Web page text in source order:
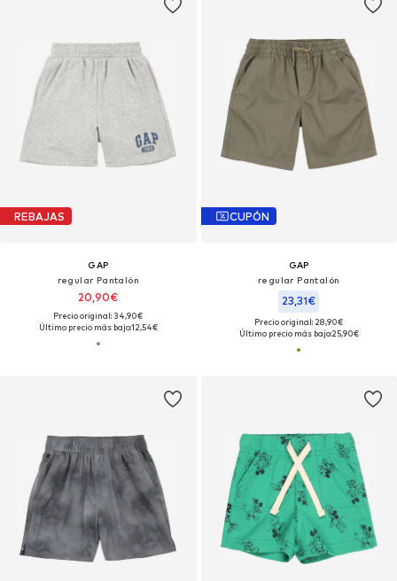
REBAJAS
GAP
regular Pantalón
20,90€
Precio original: 34,90€
Último precio más bajo:12,54€
CUPÓN
GAP
regular Pantalón
23,31€
Precio original: 28,90€
Último precio más bajo:25,90€